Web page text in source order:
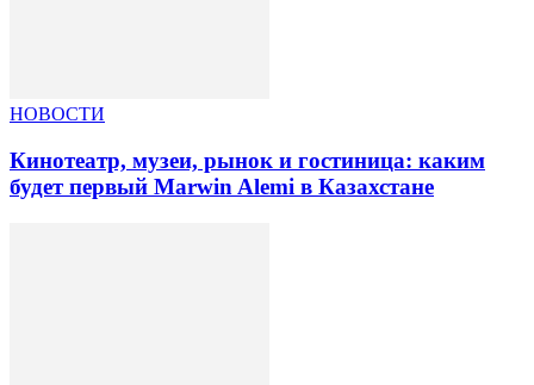
НОВОСТИ
Кинотеатр, музеи, рынок и гостиница: каким
будет первый Marwin Alemi в Казахстане